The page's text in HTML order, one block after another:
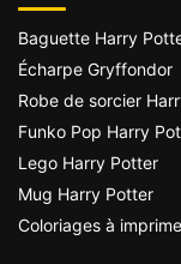
Baguette Harry
Écharpe Gryffondor
Robe de sorcier
Funko Pop Harry
Lego Harry Potter
Mug Harry Potter
Coloriages à